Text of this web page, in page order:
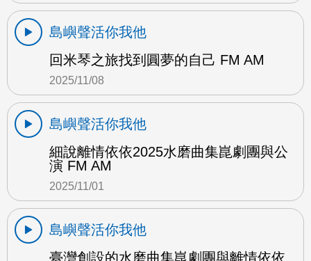
島嶼聲活你我他
回米琴之旅找到圓夢的自己 FM AM
2025/11/08
島嶼聲活你我他
細說離情依依2025水磨曲集崑劇團與公
演 FM AM
2025/11/01
島嶼聲活你我他
臺灣創設的水磨曲集崑劇團與離情依依